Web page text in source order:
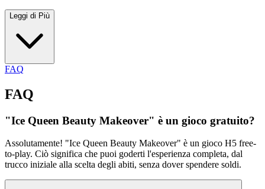
Leggi di Più
FAQ
FAQ
"Ice Queen Beauty Makeover" è un gioco gratuito?
Assolutamente! "Ice Queen Beauty Makeover" è un gioco H5 free-
to-play. Ciò significa che puoi goderti l'esperienza completa, dal
trucco iniziale alla scelta degli abiti, senza dover spendere soldi.